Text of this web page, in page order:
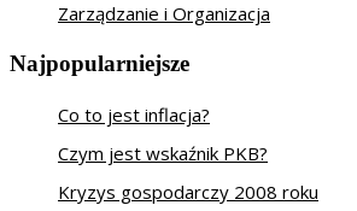
Zarządzanie i Organizacja
Najpopularniejsze
Co to jest inflacja?
Czym jest wskaźnik PKB?
Kryzys gospodarczy 2008 roku